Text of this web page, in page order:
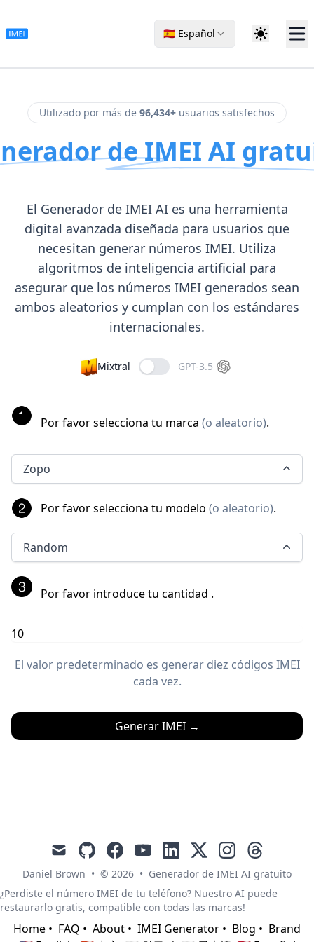
🇪🇸 Español
Utilizado por más de 96,434+ usuarios satisfechos
de IMEI AI
El Generador de IMEI AI es una herramienta
digital avanzada diseñada para usuarios que
necesitan generar números IMEI. Utiliza
algoritmos de inteligencia artificial para
asegurar que los números IMEI generados sean
ambos aleatorios y cumplan con los estándares
internacionales.
Mixtral GPT-3.5
Por favor selecciona tu marca (o aleatorio).
Zopo
Por favor selecciona tu modelo (o aleatorio).
Random
Por favor introduce tu cantidad .
El valor predeterminado es generar diez códigos IMEI
cada vez.
Generar IMEI→
mail githubfacebookyoutubelinkedin
x instagramthreads
Daniel Brown • © 2026 • Generador de IMEI AI gratuito
¿Perdiste el número IMEI de tu teléfono? Nuestro AI puede
restaurarlo gratis, compatible con todas las marcas!
Home • FAQ • About • IMEI Generator • Blog • Brand